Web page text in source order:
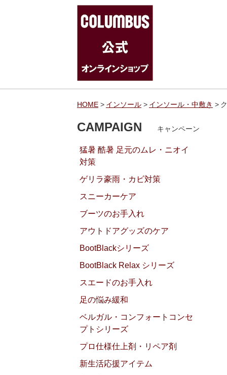
HOME インソール インソール・中敷き
CAMPAIGN キャンペーン
猛暑 酷暑 足元のムレ・ニオイ
対策
ゲリラ豪雨・カビ対策
スニーカーケア
ブーツのお手入れ
アウトドアグッズのケア
BootBlackシリーズ
BootBlack Relax シリーズ
スエードのお手入れ
足の悩み緩和
ベルガル・コンフォートコンセ
プトシリーズ
プロ仕様仕上剤・リペア剤
新生活応援アイテム